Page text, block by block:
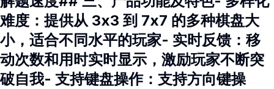
难度：提供从 3x3 到 7x7 的多种棋盘大
小，适合不同水平的玩家- 实时反馈：移
动次数和用时实时显示，激励玩家不断突
破自我- 支持键盘操作：支持方向键操